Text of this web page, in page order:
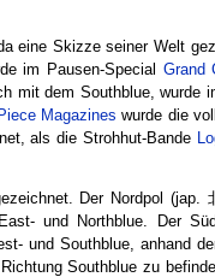
eine Skizze seiner Welt
im Pausen-Special Grand
mit dem Southblue, wurde
Magazines wurde die
als die Strohhut-Bande
Der Nordpol (jap.
und Northblue. Der
und Southblue, anhand
Southblue zu